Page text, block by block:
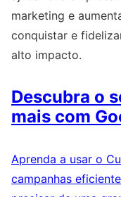
marketing e
conquistar e
alto impacto.
Descubra o
mais com
Aprenda a usar o
campanhas